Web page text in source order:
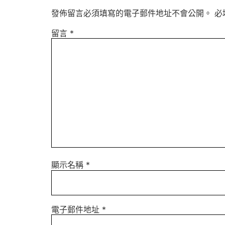
發佈留言必須填寫的電子郵件地址不會公開。 必
留言 *
顯示名稱 *
電子郵件地址 *